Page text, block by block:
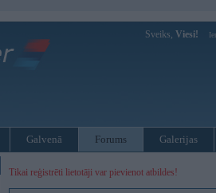
Sveiks, Viesi!
Galvenā Forums Galerijas
Tikai reģistrēti lietotāji var pievienot atbildes!